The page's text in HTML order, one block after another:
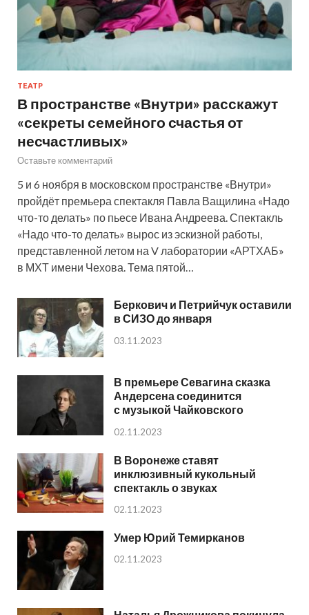
ТЕАТР
В пространстве «Внутри» расскажут
«секреты семейного счастья от
несчастливых»
Оставьте комментарий
5 и 6 ноября в московском пространстве «Внутри»
пройдёт премьера спектакля Павла Ващилина «Надо
что-то делать» по пьесе Ивана Андреева. Спектакль
«Надо что-то делать» вырос из эскизной работы,
представленной летом на V лаборатории «АРТХАБ»
в МХТ имени Чехова. Тема пятой…
Беркович и Петрийчук оставили
в СИЗО до января
03.11.2023
В премьере Севагина сказка
Андерсена соединится
с музыкой Чайковского
02.11.2023
В Воронеже ставят
инклюзивный кукольный
спектакль о звуках
02.11.2023
Умер Юрий Темирканов
02.11.2023